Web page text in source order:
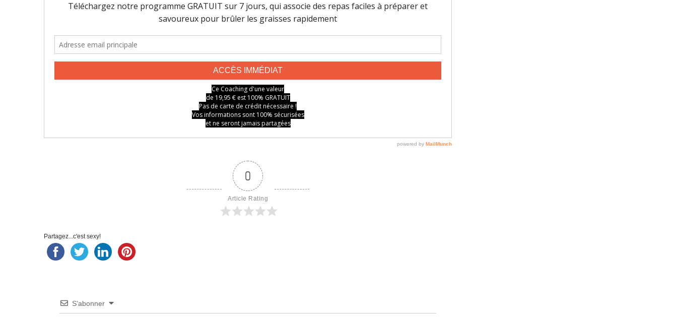
0
Article Rating
Partagez...c'est sexy!
S’abonner